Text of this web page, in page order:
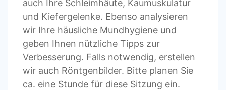
auch Ihre Schleimhäute, Kaumuskulatur
und Kiefergelenke. Ebenso analysieren
wir Ihre häusliche Mundhygiene und
geben Ihnen nützliche Tipps zur
Verbesserung. Falls notwendig, erstellen
wir auch Röntgenbilder. Bitte planen Sie
ca. eine Stunde für diese Sitzung ein.